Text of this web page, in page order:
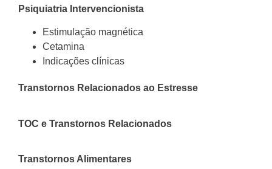
Psiquiatria Intervencionista
Estimulação magnética
Cetamina
Indicações clínicas
Transtornos Relacionados ao Estresse
TOC e Transtornos Relacionados
Transtornos Alimentares